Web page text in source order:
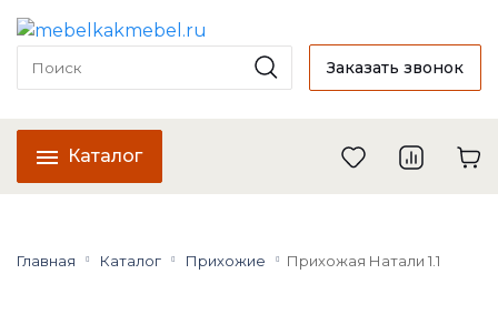
Заказать звонок
Каталог
Главная Каталог Прихожие Прихожая Натали 1.1